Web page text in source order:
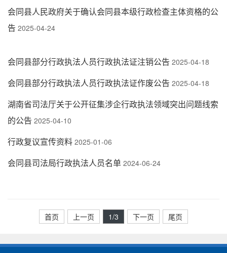
会同县人民政府关于确认会同县本级行政检查主体资格的公
告 2025-04-24
会同县部分行政执法人员行政执法证注销公告 2025-04-18
会同县部分行政执法人员行政执法证作废公告 2025-04-18
湖南省司法厅关于公开征集涉企行政执法领域突出问题线索
的公告 2025-04-10
行政复议宣传资料 2025-01-06
会同县司法局行政执法人员名单 2024-06-24
首页 上一页 1/3 下一页 尾页